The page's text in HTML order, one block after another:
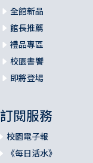
全館新品
館長推薦
禮品專區
校園書饗
即將登場
訂閱服務
校園電子報
《每日活水》